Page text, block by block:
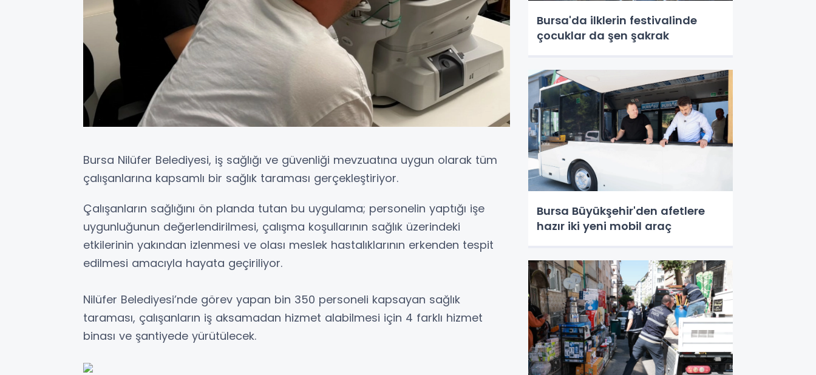
Bursa Nilüfer Belediyesi, iş sağlığı ve güvenliği mevzuatına uygun olarak tüm
çalışanlarına kapsamlı bir sağlık taraması gerçekleştiriyor.
Çalışanların sağlığını ön planda tutan bu uygulama; personelin yaptığı işe
uygunluğunun değerlendirilmesi, çalışma koşullarının sağlık üzerindeki
etkilerinin yakından izlenmesi ve olası meslek hastalıklarının erkenden tespit
edilmesi amacıyla hayata geçiriliyor.
Nilüfer Belediyesi’nde görev yapan bin 350 personeli kapsayan sağlık
taraması, çalışanların iş aksamadan hizmet alabilmesi için 4 farklı hizmet
binası ve şantiyede yürütülecek.
Bursa'da ilklerin festivalinde
çocuklar da şen şakrak
Bursa Büyükşehir'den afetlere
hazır iki yeni mobil araç